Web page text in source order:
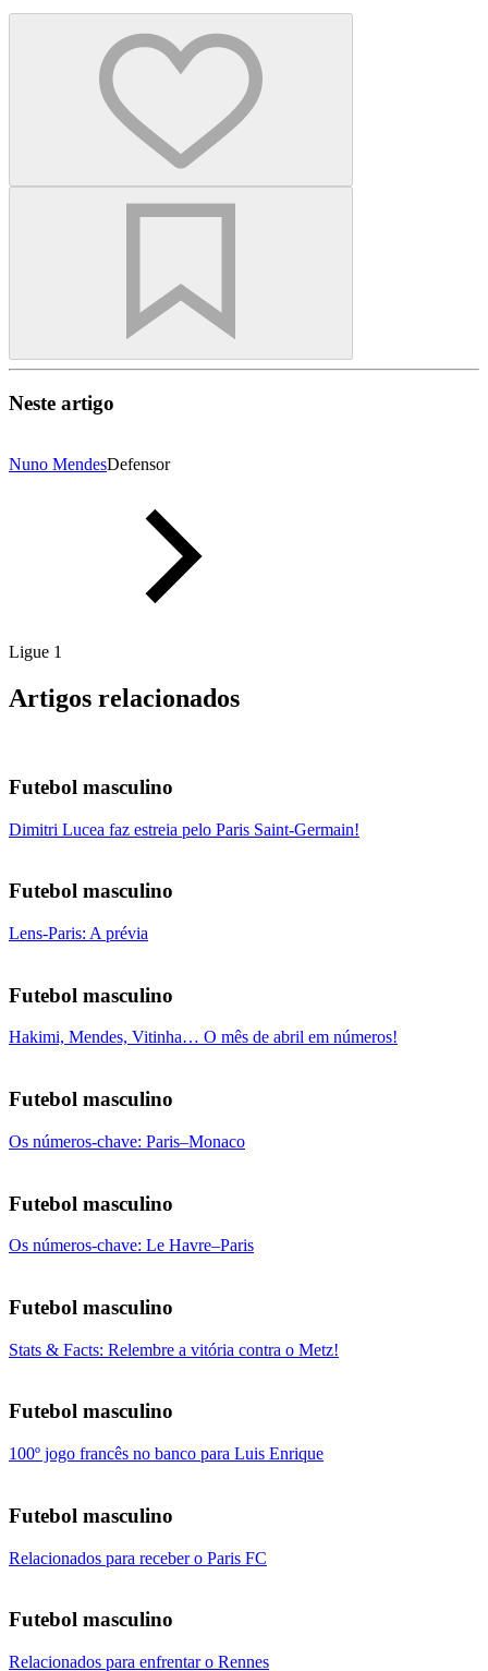
Neste artigo
Nuno MendesDefensor
Ligue 1
Artigos relacionados
Futebol masculino
Dimitri Lucea faz estreia pelo Paris Saint-Germain!
Futebol masculino
Lens-Paris: A prévia
Futebol masculino
Hakimi, Mendes, Vitinha… O mês de abril em números!
Futebol masculino
Os números-chave: Paris–Monaco
Futebol masculino
Os números-chave: Le Havre–Paris
Futebol masculino
Stats & Facts: Relembre a vitória contra o Metz!
Futebol masculino
100º jogo francês no banco para Luis Enrique
Futebol masculino
Relacionados para receber o Paris FC
Futebol masculino
Relacionados para enfrentar o Rennes